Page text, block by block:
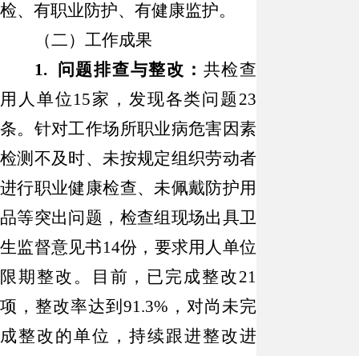
检、有职业防护、有健康监护。
（二）工作成果
1. 问题排查与整改： 共检查
用人单位 15家，发现各类问题23
条。针对工作场所职业病危害因素
检测不及时、未按规定组织劳动者
进行职业健康检查、未佩戴防护用
品等突出问题，检查组现场出具卫
生监督意见书14份，要求用人单位
限期整改。目前，已完成整改21
项，整改率达到91.3%，对尚未完
成整改的单位，持续跟进整改进